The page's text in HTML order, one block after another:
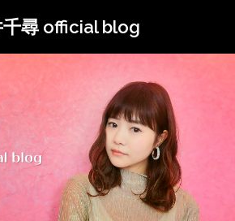
千尋 official blog